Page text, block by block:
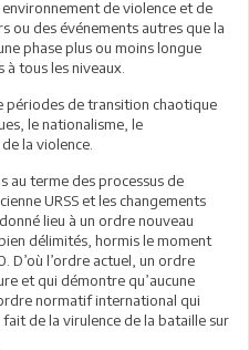
de violence et de
ou des événements autres que la
phase plus ou moins longue
tous les niveaux.
périodes de transition chaotique
le nationalisme, le
la violence.
au terme des processus de
URSS et les changements
lieu à un ordre nouveau
délimités, hormis le moment
D’où l’ordre actuel, un ordre
et qui démontre qu’aucune
normatif international qui
de la virulence de la bataille sur